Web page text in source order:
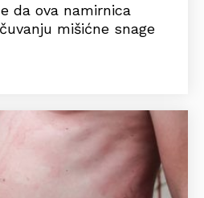
da ova namirnica
mišićne snage